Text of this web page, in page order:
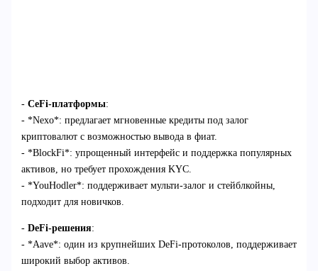
- CeFi-платформы:
- *Nexo*: предлагает мгновенные кредиты под залог
криптовалют с возможностью вывода в фиат.
- *BlockFi*: упрощенный интерфейс и поддержка популярных
активов, но требует прохождения KYC.
- *YouHodler*: поддерживает мульти-залог и стейблкойны,
подходит для новичков.
- DeFi-решения:
- *Aave*: один из крупнейших DeFi-протоколов, поддерживает
широкий выбор активов.